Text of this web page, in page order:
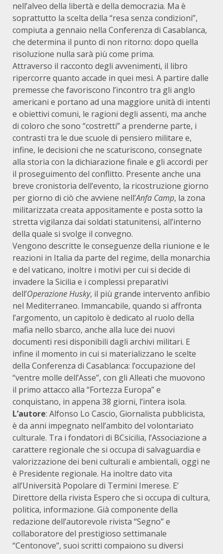
nell’alveo della libertà e della democrazia. Ma è
soprattutto la scelta della “resa senza condizioni”,
compiuta a gennaio nella Conferenza di Casablanca,
che determina il punto di non ritorno: dopo quella
risoluzione nulla sarà più come prima.
Attraverso il racconto degli avvenimenti, il libro
ripercorre quanto accade in quei mesi. A partire dalle
premesse che favoriscono l’incontro tra gli anglo
americani e portano ad una maggiore unità di intenti
e obiettivi comuni, le ragioni degli assenti, ma anche
di coloro che sono “costretti” a prenderne parte, i
contrasti tra le due scuole di pensiero militare e,
infine, le decisioni che ne scaturiscono, consegnate
alla storia con la dichiarazione finale e gli accordi per
il proseguimento del conflitto. Presente anche una
breve cronistoria dell’evento, la ricostruzione giorno
per giorno di ciò che avviene nell’Anfa Camp, la zona
militarizzata creata appositamente e posta sotto la
stretta vigilanza dai soldati statunitensi, all’interno
della quale si svolge il convegno.
Vengono descritte le conseguenze della riunione e le
reazioni in Italia da parte del regime, della monarchia
e del vaticano, inoltre i motivi per cui si decide di
invadere la Sicilia e i complessi preparativi
dell’OperazioneHusky, il più grande intervento anfibio
nel Mediterraneo. Immancabile, quando si affronta
l’argomento, un capitolo è dedicato al ruolo della
mafia nello sbarco, anche alla luce dei nuovi
documenti resi disponibili dagli archivi militari. E
infine il momento in cui si materializzano le scelte
della Conferenza di Casablanca: l’occupazione del
“ventre molle dell’Asse”, con gli Alleati che muovono
il primo attacco alla “Fortezza Europa” e
conquistano, in appena 38 giorni, l’intera isola.
L’autore: Alfonso Lo Cascio, Giornalista pubblicista,
è da anni impegnato nell’ambito del volontariato
culturale. Tra i fondatori di BCsicilia, l’Associazione a
carattere regionale che si occupa di salvaguardia e
valorizzazione dei beni culturali e ambientali, oggi ne
è Presidente regionale. Ha inoltre dato vita
all’Università Popolare di Termini Imerese. E’
Direttore della rivista Espero che si occupa di cultura,
politica, informazione. Già componente della
redazione dell’autorevole rivista “Segno” e
collaboratore del prestigioso settimanale
“Centonove”, suoi scritti compaiono su diversi